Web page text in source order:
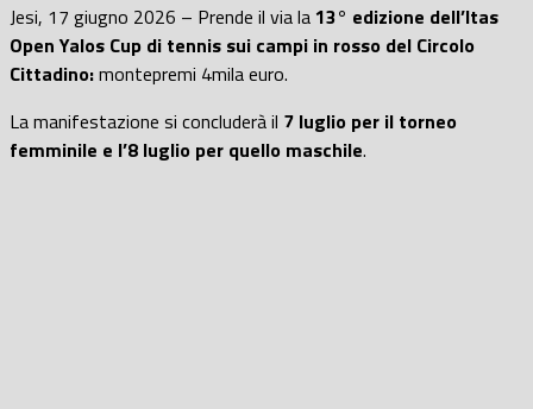
Jesi, 17 giugno 2026 – Prende il via la13° edizione dell’Itas
Open Yalos Cup di tennis sui campi in rosso del Circolo
Cittadino:montepremi 4mila euro.
La manifestazione si concluderà il 7 luglio per il torneo
femminile e l’8 luglio per quello maschile.